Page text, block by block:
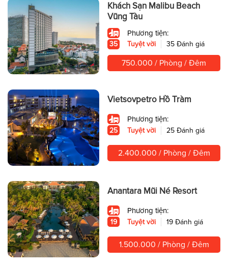
Khách Sạn Malibu Beach
Vũng Tàu
Phương tiện:
35 Tuyệt vời 35 Đánh giá
750.000 / Phòng / Đêm
Vietsovpetro Hồ Tràm
Phương tiện:
25 Tuyệt vời 25 Đánh giá
2.400.000 / Phòng / Đêm
Anantara Mũi Né Resort
Phương tiện:
19 Tuyệt vời 19 Đánh giá
1.500.000 / Phòng / Đêm